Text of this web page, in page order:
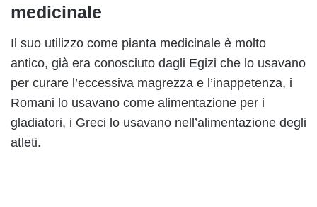
medicinale
Il suo utilizzo come pianta medicinale è molto
antico, già era conosciuto dagli Egizi che lo usavano
per curare l’eccessiva magrezza e l’inappetenza, i
Romani lo usavano come alimentazione per i
gladiatori, i Greci lo usavano nell’alimentazione degli
atleti.